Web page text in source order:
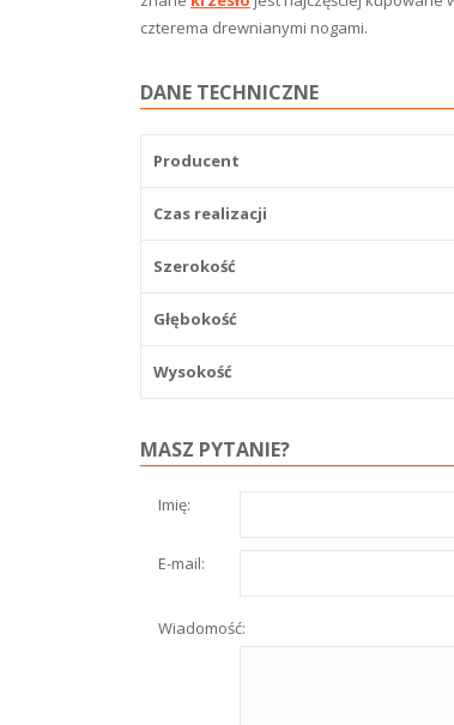
czterema drewnianymi nogami.
DANE TECHNICZNE
Producent
Czas realizacji
Szerokość
Głębokość
Wysokość
MASZ PYTANIE?
Imię:
E-mail:
Wiadomość: